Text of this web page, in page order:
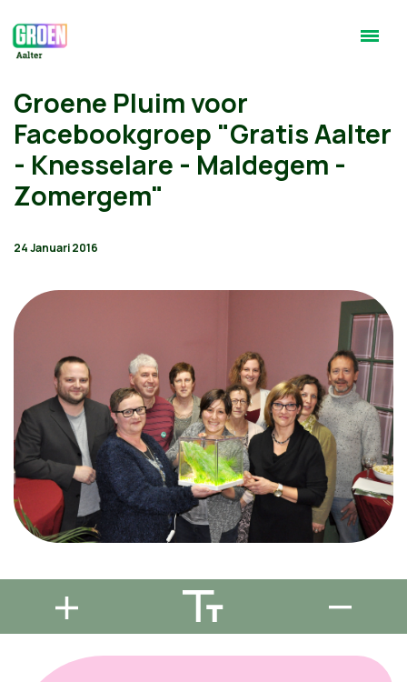
Groene Pluim voor
Facebookgroep "Gratis Aalter
- Knesselare - Maldegem -
Zomergem"
24 Januari 2016